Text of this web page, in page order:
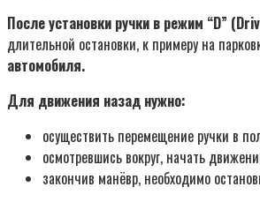
После установки ручки в режим “D”
длительной остановки, к примеру на
автомобиля.
Для движения назад нужно:
осуществить перемещение ручки в
осмотревшись вокруг, начать
закончив манёвр, необходимо